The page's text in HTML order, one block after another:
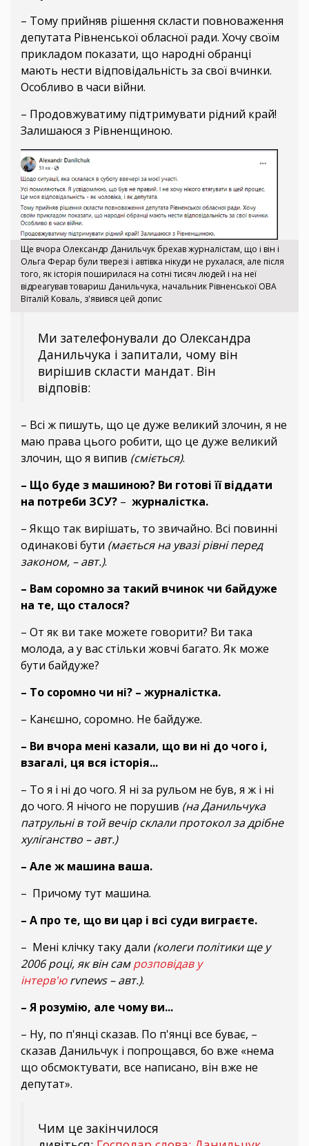
– Тому прийняв рішення скласти повноваження
депутата Рівненської обласної ради. Хочу своїм
прикладом показати, що народні обранці
мають нести відповідальність за свої вчинки.
Особливо в часи війни.
– Продовжуватиму підтримувати рідний край!
Залишаюся з Рівненщиною.
Ще вчора Олександр Данильчук брехав журналістам, що і він і
Ольга Ферар були тверезі і автівка нікуди не рухалася, але після
того, як історія поширилася на сотні тисяч людей і на неї
відреагував товариш Данильчука, начальник Рівненської ОВА
Віталій Коваль, з'явився цей допис
Ми зателефонували до Олександра
Данильчука і запитали, чому він
вирішив скласти мандат. Він
відповів:
– Всі ж пишуть, що це дуже великий злочин, я не
маю права цього робити, що це дуже великий
злочин, що я випив (сміється).
– Що буде з машиною? Ви готові її віддати
на потреби ЗСУ? – журналістка.
– Якщо так вирішать, то звичайно. Всі повинні
одинакові бути (мається на увазі рівні перед
законом, – авт.).
– Вам соромно за такий вчинок чи байдуже
на те, що сталося?
– От як ви таке можете говорити? Ви така
молода, а у вас стільки жовчі багато. Як може
бути байдуже?
– То соромно чи ні? – журналістка.
– Канєшно, соромно. Не байдуже.
– Ви вчора мені казали, що ви ні до чого і,
взагалі, ця вся історія...
– То я і ні до чого. Я ні за рульом не був, я ж і ні
до чого. Я нічого не порушив (на Данильчука
патрульні в той вечір склали протокол за дрібне
хуліганство – авт.)
– Але ж машина ваша.
– Причому тут машина.
– А про те, що ви цар і всі суди виграєте.
– Мені клічку таку дали (колеги політики ще у
2006 році, як він самрозповідав у
інтерв'юrvnews – авт.).
– Я розумію, але чому ви...
– Ну, по п'янці сказав. По п'янці все буває, –
сказав Данильчук і попрощався, бо вже «нема
що обсмоктувати, все написано, він вже не
депутат».
Чим це закінчилося